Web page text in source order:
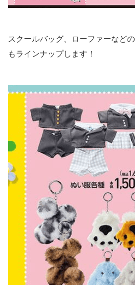
スクールバッグ、ローファーなど
もラインナップします！